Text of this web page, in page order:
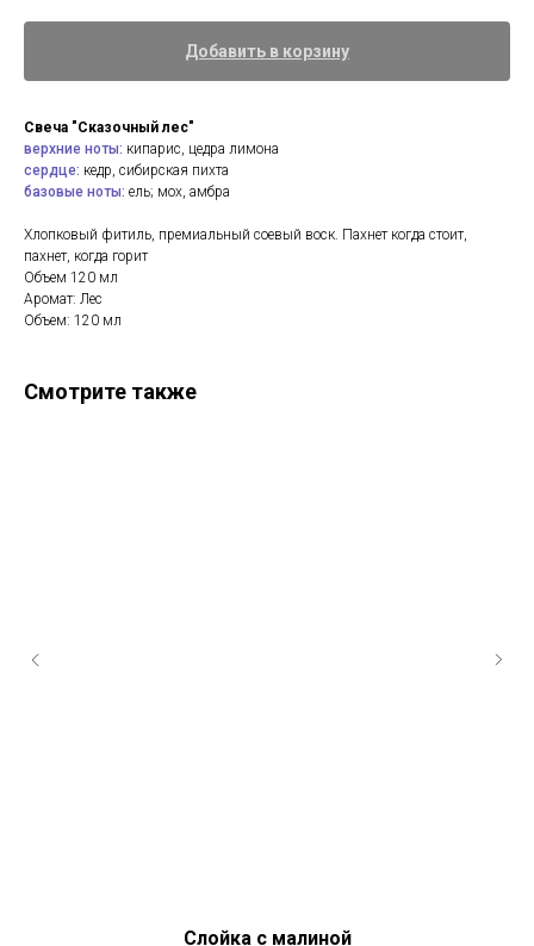
Добавить в корзину
Свеча "Сказочный лес"
верхние ноты: кипарис, цедра лимона
сердце: кедр, сибирская пихта
базовые ноты: ель; мох, амбра
Хлопковый фитиль, премиальный соевый воск. Пахнет когда стоит,
пахнет, когда горит
Объем 120 мл
Аромат: Лес
Объем: 120 мл
Смотрите также
Слойка с малиной